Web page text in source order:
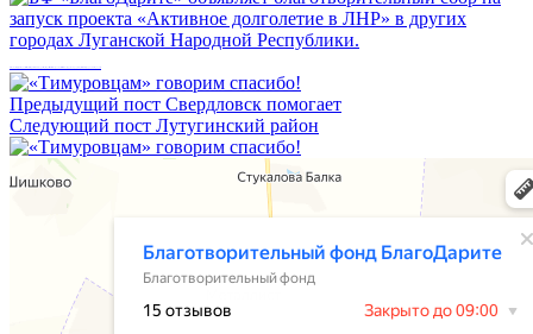
Предыдущий пост Свердловск помогает
Следующий пост Лутугинский район